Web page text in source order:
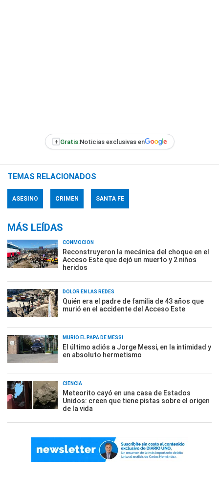
+ Gratis:Noticias exclusivas en
TEMAS RELACIONADOS
ASESINO CRIMEN SANTA FE
MÁS LEÍDAS
CONMOCIÓN
Reconstruyeron la mecánica del choque en el
Acceso Este que dejó un muerto y 2 niños
heridos
DOLOR EN LAS REDES
Quién era el padre de familia de 43 años que
murió en el accidente del Acceso Este
MURIÓ EL PAPÁ DE MESSI
El último adiós a Jorge Messi, en la intimidad y
en absoluto hermetismo
CIENCIA
Meteorito cayó en una casa de Estados
Unidos: creen que tiene pistas sobre el origen
de la vida